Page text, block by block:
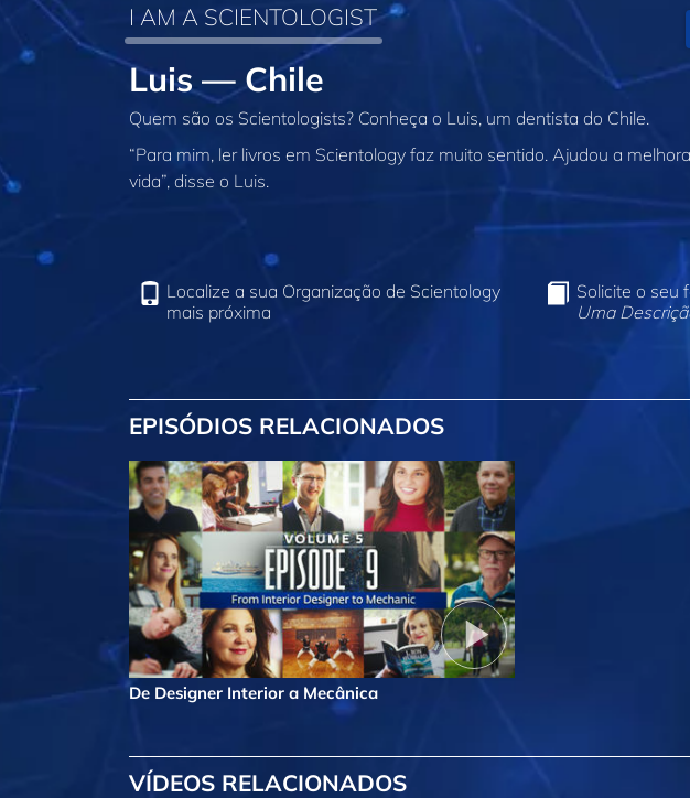
I AM A SCIENTOLOGIST
Luis — Chile
Quem são os Scientologists? Conheça o Luis, um dentista do Chile.
“Para mim, ler livros em Scientology faz muito sentido. Ajudou a
vida”, disse o Luis.
Localize a sua Organização de Scientology
mais próxima
Solicite o seu
Uma
EPISÓDIOS RELACIONADOS
De Designer Interior a Mecânica
VÍDEOS RELACIONADOS